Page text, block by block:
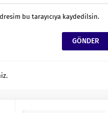
bu tarayıcıya kaydedilsin.